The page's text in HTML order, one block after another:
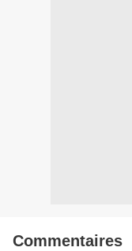
Commentaires